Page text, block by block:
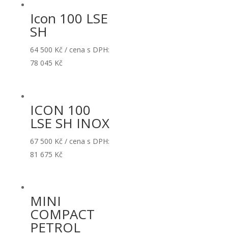
Icon 100 LSE
SH
64 500 Kč / cena s DPH:
78 045 Kč
ICON 100
LSE SH INOX
67 500 Kč / cena s DPH:
81 675 Kč
MINI
COMPACT
PETROL